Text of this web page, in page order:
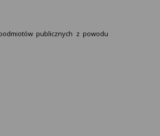
publicznych z powodu